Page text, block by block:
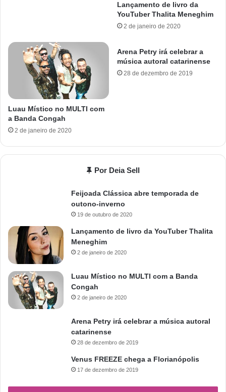
Lançamento de livro da
YouTuber Thalita Meneghim
2 de janeiro de 2020
Luau Místico no MULTI com
a Banda Congah
2 de janeiro de 2020
Arena Petry irá celebrar a
música autoral catarinense
28 de dezembro de 2019
Por Deia Sell
Feijoada Clássica abre temporada de
outono-inverno
19 de outubro de 2020
Lançamento de livro da YouTuber Thalita
Meneghim
2 de janeiro de 2020
Luau Místico no MULTI com a Banda
Congah
2 de janeiro de 2020
Arena Petry irá celebrar a música autoral
catarinense
28 de dezembro de 2019
Venus FREEZE chega a Florianópolis
17 de dezembro de 2019